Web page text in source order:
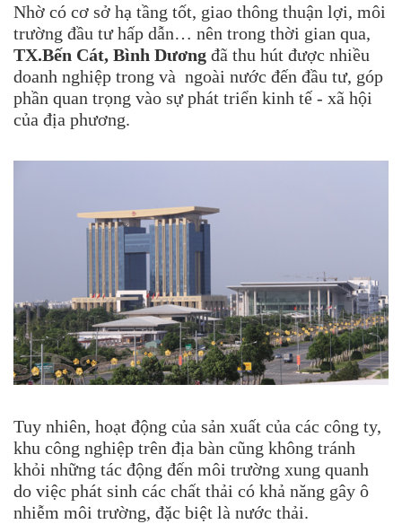
Nhờ có cơ sở hạ tầng tốt, giao thông thuận lợi, môi
trường đầu tư hấp dẫn… nên trong thời gian qua,
TX.Bến Cát, Bình Dương đã thu hút được nhiều
doanh nghiệp trong và ngoài nước đến đầu tư, góp
phần quan trọng vào sự phát triển kinh tế - xã hội
của địa phương.
Tuy nhiên, hoạt động của sản xuất của các công ty,
khu công nghiệp trên địa bàn cũng không tránh
khỏi những tác động đến môi trường xung quanh
do việc phát sinh các chất thải có khả năng gây ô
nhiễm môi trường, đặc biệt là nước thải.